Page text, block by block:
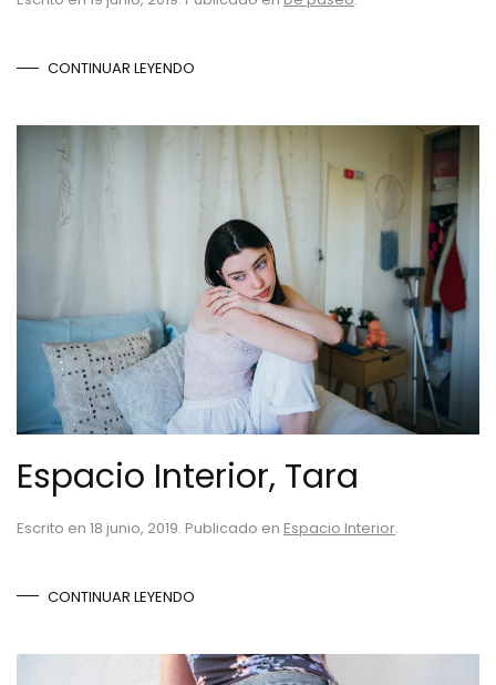
CONTINUAR LEYENDO
Espacio Interior, Tara
Escrito en 18 junio, 2019. Publicado en Espacio Interior.
CONTINUAR LEYENDO